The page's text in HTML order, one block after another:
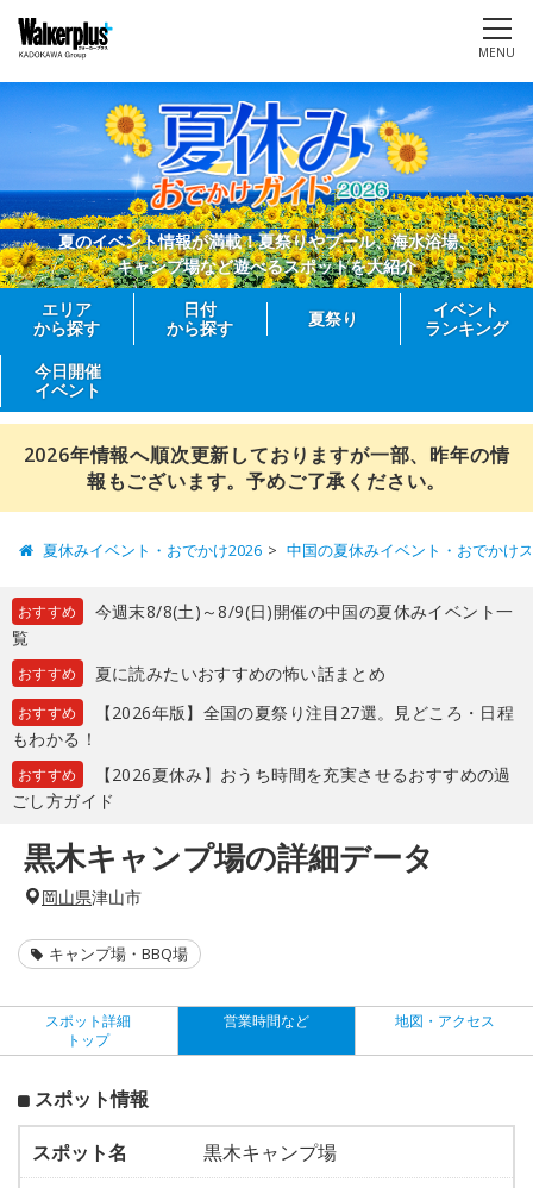
MENU
夏のイベント情報が満載！夏祭りやプール、海水浴場、
キャンプ場など遊べるスポットを大紹介
エリア
から探す
日付
から探す
夏祭り
イベント
ランキング
今日開催
イベント
2026年情報へ順次更新しておりますが一部、昨年の情
報もございます。予めご了承ください。
夏休みイベント・おでかけ2026 中国の夏休みイベント・おでかけ
おすすめ
今週末8/8(土)～8/9(日)開催の中国の夏休みイベント一
覧
おすすめ 夏に読みたいおすすめの怖い話まとめ
おすすめ
【2026年版】全国の夏祭り注目27選。見どころ・日程
もわかる！
おすすめ
【2026夏休み】おうち時間を充実させるおすすめの過
ごし方ガイド
黒木キャンプ場の詳細データ
岡山県津山市
キャンプ場・BBQ場
スポット詳細
トップ
営業時間など 地図・アクセス
スポット情報
スポット名
黒木キャンプ場